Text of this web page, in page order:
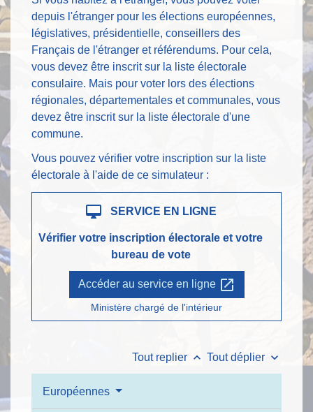
depuis l'étranger pour les élections européennes,
législatives, présidentielle, conseillers des
Français de l'étranger et référendums. Pour cela,
vous devez être inscrit sur la liste électorale
consulaire. Mais pour voter lors des élections
régionales, départementales et communales, vous
devez être inscrit sur la liste électorale d'une
commune.
Vous pouvez vérifier votre inscription sur la liste
électorale à l'aide de ce simulateur :
desktop_mac SERVICE EN LIGNE
Vérifier votre inscription électorale et votre
bureau de vote
Accéder au service en ligne open_in_new
Ministère chargé de l'intérieur
Tout replier keyboard_arrow_up Tout déplier keyboard_arrow_down
Européennes